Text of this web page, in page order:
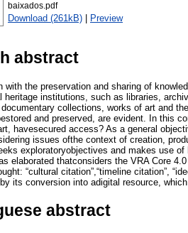
baixados.pdf
Download (261kB) | Preview
abstract
with the preservation and sharing of
heritage institutions, such as libraries,
collections, works of art and
and preserved, are evident. In this
havesecured access? As a general
issues ofthe context of creation,
exploratoryobjectives and makes use
elaborated thatconsiders the VRA Core
“cultural citation”,“timeline citation”,
its conversion into adigital resource,
abstract